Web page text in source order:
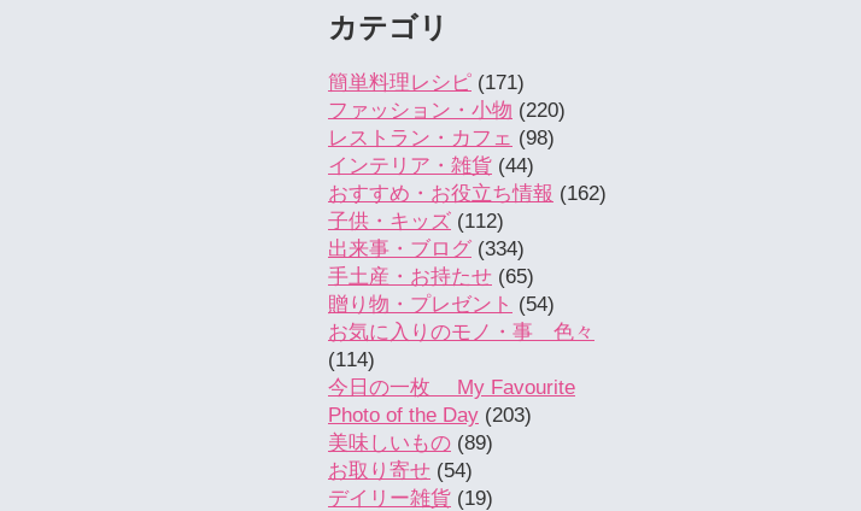
カテゴリ
簡単料理レシピ (171)
ファッション・小物 (220)
レストラン・カフェ (98)
インテリア・雑貨 (44)
おすすめ・お役立ち情報 (162)
子供・キッズ (112)
出来事・ブログ (334)
手土産・お持たせ (65)
贈り物・プレゼント (54)
お気に入りのモノ・事 色々
(114)
今日の一枚 My Favourite
Photo of the Day (203)
美味しいもの (89)
お取り寄せ (54)
デイリー雑貨 (19)